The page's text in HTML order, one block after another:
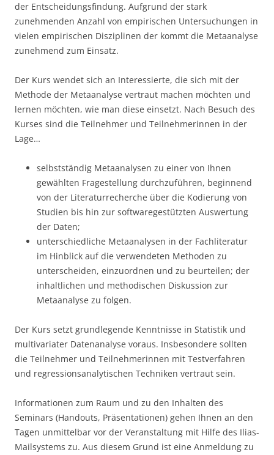
der Entscheidungsfindung. Aufgrund der stark
zunehmenden Anzahl von empirischen Untersuchungen in
vielen empirischen Disziplinen der kommt die Metaanalyse
zunehmend zum Einsatz.
Der Kurs wendet sich an Interessierte, die sich mit der
Methode der Metaanalyse vertraut machen möchten und
lernen möchten, wie man diese einsetzt. Nach Besuch des
Kurses sind die Teilnehmer und Teilnehmerinnen in der
Lage…
selbstständig Metaanalysen zu einer von Ihnen
gewählten Fragestellung durchzuführen, beginnend
von der Literaturrecherche über die Kodierung von
Studien bis hin zur softwaregestützten Auswertung
der Daten;
unterschiedliche Metaanalysen in der Fachliteratur
im Hinblick auf die verwendeten Methoden zu
unterscheiden, einzuordnen und zu beurteilen; der
inhaltlichen und methodischen Diskussion zur
Metaanalyse zu folgen.
Der Kurs setzt grundlegende Kenntnisse in Statistik und
multivariater Datenanalyse voraus. Insbesondere sollten
die Teilnehmer und Teilnehmerinnen mit Testverfahren
und regressionsanalytischen Techniken vertraut sein.
Informationen zum Raum und zu den Inhalten des
Seminars (Handouts, Präsentationen) gehen Ihnen an den
Tagen unmittelbar vor der Veranstaltung mit Hilfe des Ilias-
Mailsystems zu. Aus diesem Grund ist eine Anmeldung zu